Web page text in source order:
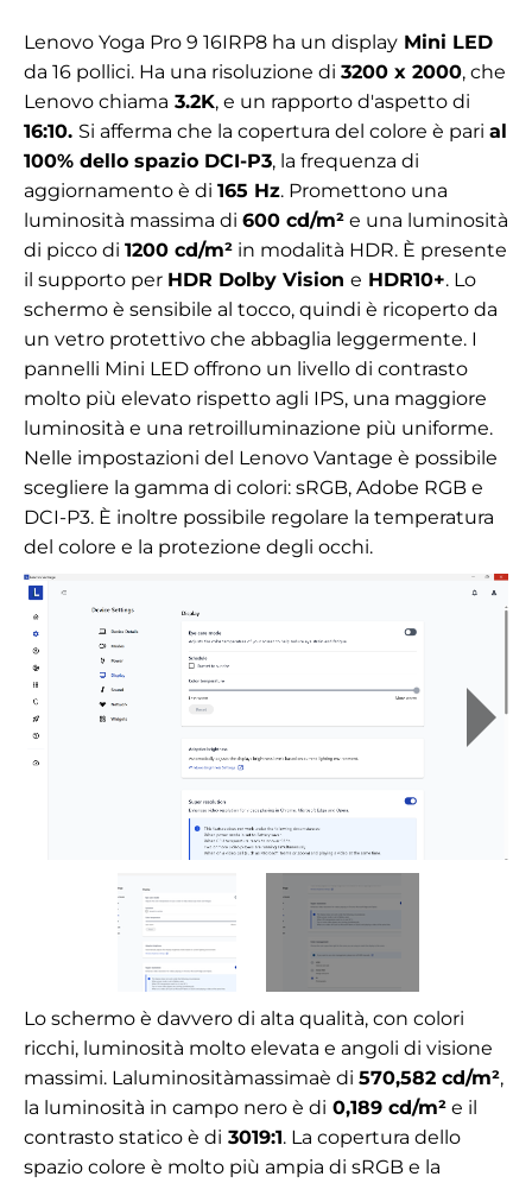
Lenovo Yoga Pro 9 16IRP8 ha un display Mini LED
da 16 pollici. Ha una risoluzione di 3200 x 2000, che
Lenovo chiama 3.2K, e un rapporto d'aspetto di
16:10. Si afferma che la copertura del colore è pari al
100% dello spazio DCI-P3, la frequenza di
aggiornamento è di 165 Hz. Promettono una
luminosità massima di 600 cd/m² e una luminosità
di picco di 1200 cd/m² in modalità HDR. È presente
il supporto per HDR Dolby Vision e HDR10+. Lo
schermo è sensibile al tocco, quindi è ricoperto da
un vetro protettivo che abbaglia leggermente. I
pannelli Mini LED offrono un livello di contrasto
molto più elevato rispetto agli IPS, una maggiore
luminosità e una retroilluminazione più uniforme.
Nelle impostazioni del Lenovo Vantage è possibile
scegliere la gamma di colori: sRGB, Adobe RGB e
DCI-P3. È inoltre possibile regolare la temperatura
del colore e la protezione degli occhi.
Lo schermo è davvero di alta qualità, con colori
ricchi, luminosità molto elevata e angoli di visione
massimi. Laluminositàmassimaè di 570,582 cd/m²,
la luminosità in campo nero è di 0,189 cd/m² e il
contrasto statico è di 3019:1. La copertura dello
spazio colore è molto più ampia di sRGB e la